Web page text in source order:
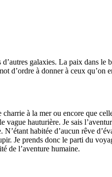
galaxies. La paix dans
d’ordre à donner à ceux
à la mer ou encore que
hauturière. Je sais
habitée d’aucun rêve
Je prends donc le parti du
de l’aventure humaine.